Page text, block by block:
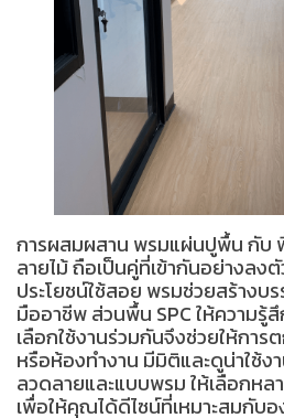
การผสมผสาน พรมแผ่นปูพื้น กับ
ลายไม้ ถือเป็นคู่ที่เข้ากันอย่างลง
ประโยชน์ใช้สอย พรมช่วยสร้างบ
มืออาชีพ ส่วนพื้น SPC ให้ความรู้
เลือกใช้งานร่วมกันจึงช่วยให้กา
หรือห้องทำงาน มีมิติและดูน่าใช้
ลวดลายและแบบพรม ให้เลือกห
เพื่อให้คุณได้ดีไซน์ที่เหมาะสมกั